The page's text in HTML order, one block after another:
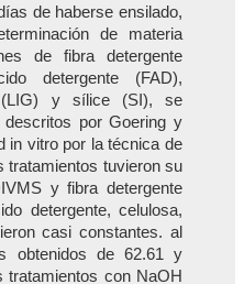
de haberse ensilado,
de materia
de fibra detergente
detergente (FAD),
(LIG) y sílice (SI), se
por Goering y
in vitro por la técnica de
tratamientos tuvieron su
y fibra detergente
detergente, celulosa,
casi constantes. al
obtenidos de 62.61 y
con NaOH